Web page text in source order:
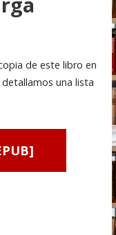
de este libro en
una lista